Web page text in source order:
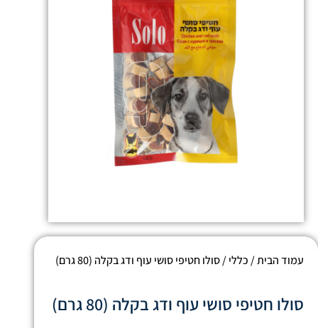
עמוד הבית/ כללי/ סולו חטיפי סושי עוף ודג בקלה (80 גרם)
סולו חטיפי סושי עוף ודג בקלה (80 גרם)